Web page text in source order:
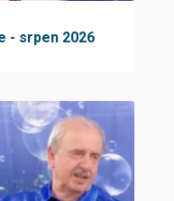
- srpen 2026